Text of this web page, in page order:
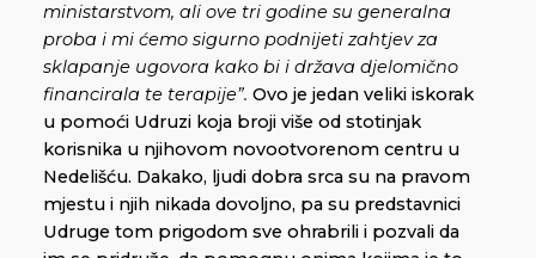
ministarstvom, ali ove tri godine su generalna
proba i mi ćemo sigurno podnijeti zahtjev za
sklapanje ugovora kako bi i država djelomično
financirala te terapije”. Ovo je jedan veliki iskorak
u pomoći Udruzi koja broji više od stotinjak
korisnika u njihovom novootvorenom centru u
Nedelišću. Dakako, ljudi dobra srca su na pravom
mjestu i njih nikada dovoljno, pa su predstavnici
Udruge tom prigodom sve ohrabrili i pozvali da